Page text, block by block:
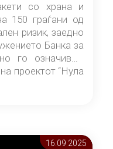
со храна и
150 граѓани од
ризик, заедно
Банка за
го означивме
проектот “Нула
16.09 2025